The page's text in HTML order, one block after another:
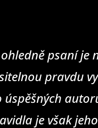
psaní je
pravdu
je však